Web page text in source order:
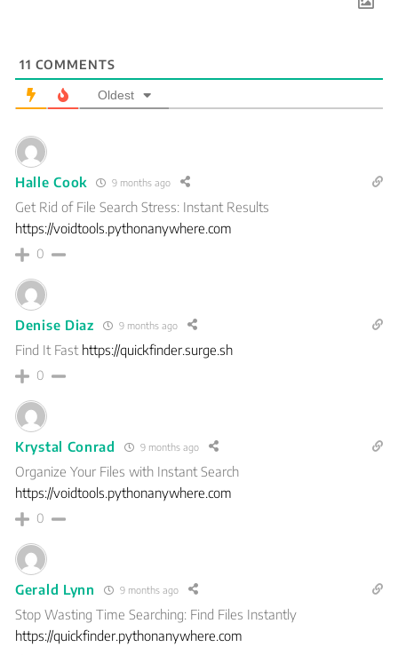
11 COMMENTS
Oldest
Halle Cook 9 months ago
Get Rid of File Search Stress: Instant Results
https://voidtools.pythonanywhere.com
0
Denise Diaz 9 months ago
Find It Fast https://quickfinder.surge.sh
0
Krystal Conrad 9 months ago
Organize Your Files with Instant Search
https://voidtools.pythonanywhere.com
0
Gerald Lynn 9 months ago
Stop Wasting Time Searching: Find Files Instantly
https://quickfinder.pythonanywhere.com